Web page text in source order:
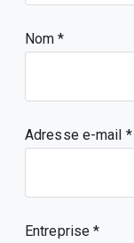
Nom
Adresse e-mail
Entreprise